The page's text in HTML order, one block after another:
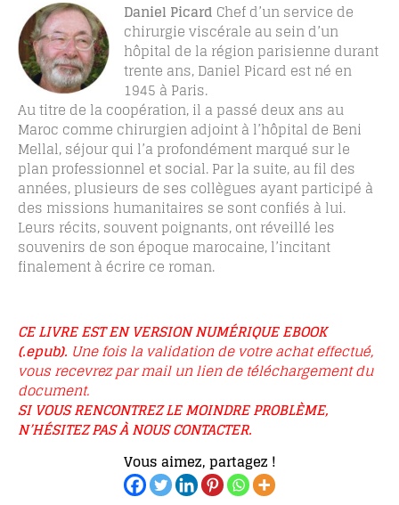
Daniel Picard Chef d’un service de
chirurgie viscérale au sein d’un
hôpital de la région parisienne durant
trente ans, Daniel Picard est né en
1945 à Paris.
Au titre de la coopération, il a passé deux ans au
Maroc comme chirurgien adjoint à l’hôpital de Beni
Mellal, séjour qui l’a profondément marqué sur le
plan professionnel et social. Par la suite, au fil des
années, plusieurs de ses collègues ayant participé à
des missions humanitaires se sont confiés à lui.
Leurs récits, souvent poignants, ont réveillé les
souvenirs de son époque marocaine, l’incitant
finalement à écrire ce roman.
CE LIVRE EST EN VERSION NUMÉRIQUE EBOOK
(.epub). Une fois la validation de votre achat effectué,
vous recevrez par mail un lien de téléchargement du
document.
SI VOUS RENCONTREZ LE MOINDRE PROBLÈME,
N’HÉSITEZ PAS À NOUS CONTACTER.
Vous aimez, partagez !